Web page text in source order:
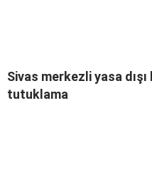
Sivas merkezli yasa
tutuklama